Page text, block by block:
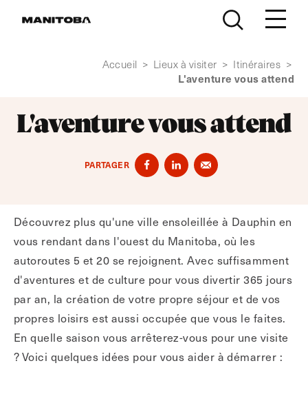
Accueil > Lieux à visiter > Itinéraires >
L'aventure vous attend
L'aventure vous attend
PARTAGER
Découvrez plus qu'une ville ensoleillée à Dauphin en
vous rendant dans l'ouest du Manitoba, où les
autoroutes 5 et 20 se rejoignent. Avec suffisamment
d'aventures et de culture pour vous divertir 365 jours
par an, la création de votre propre séjour et de vos
propres loisirs est aussi occupée que vous le faites.
En quelle saison vous arrêterez-vous pour une visite
? Voici quelques idées pour vous aider à démarrer :